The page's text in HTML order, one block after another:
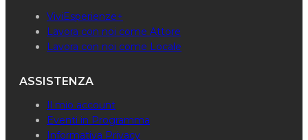
ViviEsperienze+
Lavora con noi come Attore
Lavora con noi come Locale
ASSISTENZA
Il mio account
Eventi in Programma
Informativa Privacy